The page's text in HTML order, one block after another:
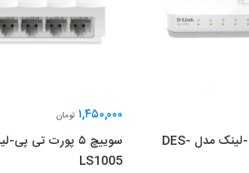
سوییچ ۸ پورت دی-لینک مدل DES-
۱,۴۵۰,۰۰۰ تومان
سوییچ ۵ پورت تی
LS1005